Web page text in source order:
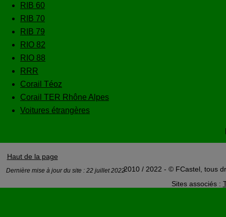
RIB 60
RIB 70
RIB 79
RIO 82
RIO 88
RRR
Corail Téoz
Corail TER Rhône Alpes
Voitures étrangères
Haut de la page
Dernière mise à jour du site : 22 juillet 20222010 / 2022 - © FCastel, tous
Sites associés :